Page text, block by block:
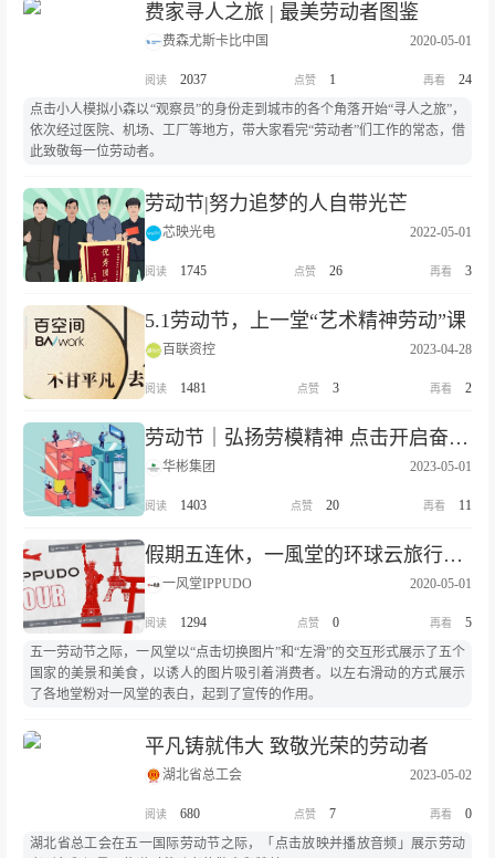
费家寻人之旅 | 最美劳动者图鉴
费森尤斯卡比中国 2020-05-01
2037 1
24
点击小人模拟小森以“观察员”的身份走到城市的各个角落开始“寻人之旅”，
依次经过医院、机场、工厂等地方，带大家看完“劳动者”们工作的常态，借
此致敬每一位劳动者。
劳动节|努力追梦的人自带光芒
芯映光电 2022-05-01
1745 26 3
5.1劳动节，上一堂“艺术精神劳动”课
百联资控 2023-04-28
1481 3 2
劳动节｜弘扬劳模精神 点击开启奋斗之旅
华彬集团 2023-05-01
1403 20 11
假期五连休，一風堂的环球云旅行即将启程
一风堂IPPUDO 2020-05-01
1294 0
5
五一劳动节之际，一风堂以“点击切换图片”和“左滑”的交互形式展示了五个
国家的美景和美食，以诱人的图片吸引着消费者。以左右滑动的方式展示
了各地堂粉对一风堂的表白，起到了宣传的作用。
平凡铸就伟大 致敬光荣的劳动者
湖北省总工会 2023-05-02
680 7
0
湖北省总工会在五一国际劳动节之际，「点击放映并播放音频」展示劳动